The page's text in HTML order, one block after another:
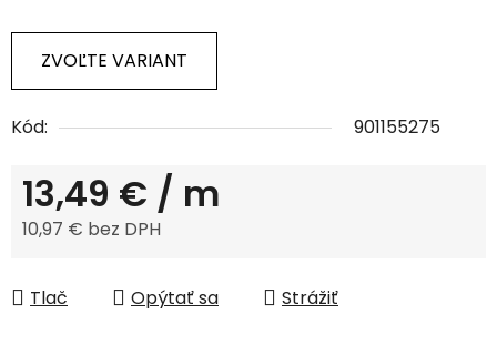
ZVOĽTE VARIANT
Kód: 901155275
13,49 € / m
10,97 € bez DPH
Tlač
Opýtať sa Strážiť